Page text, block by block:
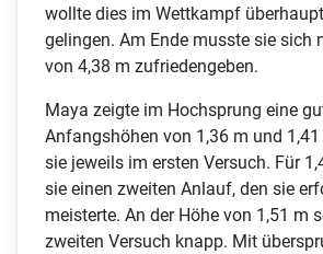
wollte dies im Wettkampf
gelingen. Am Ende musste sie sich
von 4,38 m zufriedengeben.
Maya zeigte im Hochsprung eine
Anfangshöhen von 1,36 m und
sie jeweils im ersten Versuch. Für
sie einen zweiten Anlauf, den sie
meisterte. An der Höhe von 1,51 m
zweiten Versuch knapp. Mit